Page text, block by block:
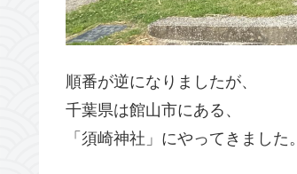
順番が逆になりましたが、
千葉県は館山市にある、
「須崎神社」にやってきました。